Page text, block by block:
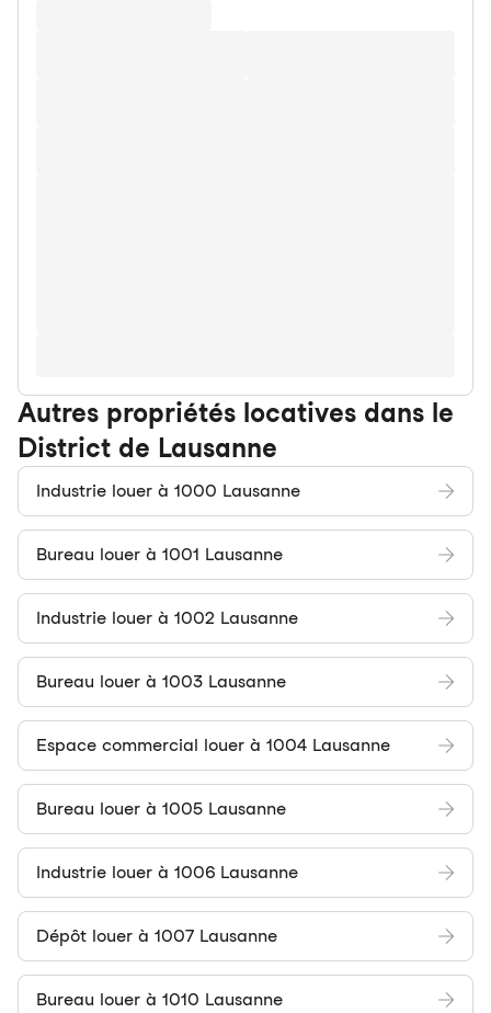
Autres propriétés locatives dans le
District de Lausanne
Industrie louer à 1000 Lausanne
Bureau louer à 1001 Lausanne
Industrie louer à 1002 Lausanne
Bureau louer à 1003 Lausanne
Espace commercial louer à 1004 Lausanne
Bureau louer à 1005 Lausanne
Industrie louer à 1006 Lausanne
Dépôt louer à 1007 Lausanne
Bureau louer à 1010 Lausanne